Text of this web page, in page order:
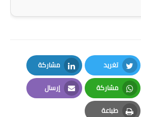
الطقس
صحة وطب
فن ومشاهير
العامة
تغريد
Twitter
مشاركة
LinkedIn
مشاركة
Whatsapp
إرسال
Email
طباعة